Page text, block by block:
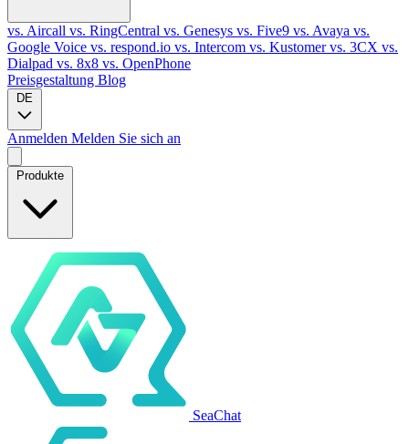
vs. Aircall vs. RingCentral vs. Genesys vs. Five9 vs. Avaya vs.
Google Voice vs. respond.io vs. Intercom vs. Kustomervs. 3CX vs.
Dialpad vs. 8x8 vs. OpenPhone
Preisgestaltung Blog
DE
Anmelden Melden Sie sich an
Produkte
SeaChat